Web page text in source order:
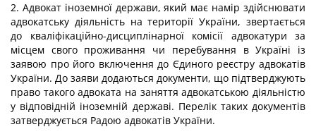
2. Адвокат іноземної держави, який має намір здійснювати
адвокатську діяльність на території України, звертається
до кваліфікаційно-дисциплінарної комісії адвокатури за
місцем свого проживання чи перебування в Україні із
заявою про його включення до Єдиного реєстру адвокатів
України. До заяви додаються документи, що підтверджують
право такого адвоката на заняття адвокатською діяльністю
у відповідній іноземній державі. Перелік таких документів
затверджується Радою адвокатів України.